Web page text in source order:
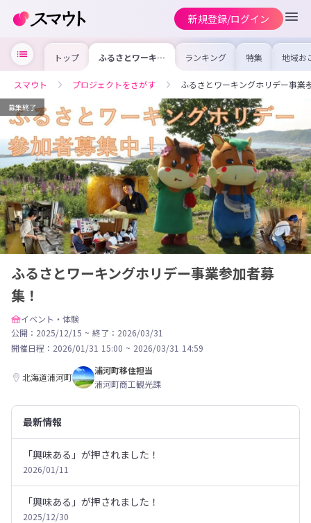
新規登録/ログイン
トップ ふるさとワーキン
グホリデー事業参
ランキング 特集 地域お
の求
を集め
事内容
を比
スマウト プロジェクトをさがす ふるさとワーキングホリデー事業
募集終了
ふるさとワーキングホリデー事業参加者募
集！
イベント・体験
公開：2025/12/15 ~ 終了：2026/03/31
開催日程： 2026/01/31 15:00 ~ 2026/03/31 14:59
北海道浦河町
浦河町移住担当
浦河町商工観光課
最新情報
「興味ある」が押されました！
2026/01/11
「興味ある」が押されました！
2025/12/30